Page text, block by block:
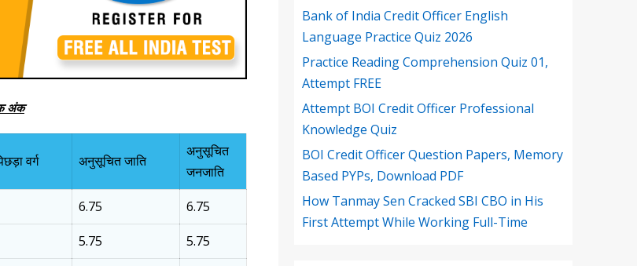
अंक
वर्ग अनुसूचित जाति
अनुसूचित
जनजाति
6.75
6.75
5.75
5.75
Bank of India Credit Officer English
Language Practice Quiz 2026
Practice Reading Comprehension Quiz 01,
Attempt FREE
Attempt BOI Credit Officer Professional
Knowledge Quiz
BOI Credit Officer Question Papers, Memory
Based PYPs, Download PDF
How Tanmay Sen Cracked SBI CBO in His
First Attempt While Working Full-Time